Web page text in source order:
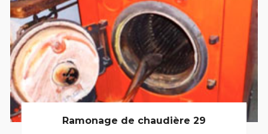
Ramonage de chaudière 29